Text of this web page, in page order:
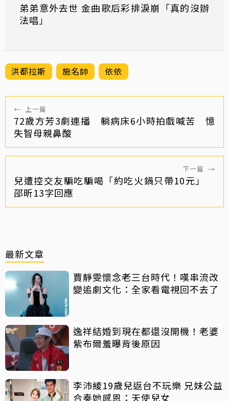
弟弟意外去世 金曲歌后彩排淚崩「真的沒辦
法唱」
洪都拉斯 施名帥 依依
← 上一篇
72歲方芳3劇連播 躺病床6小時拍戲喊苦 憶
失智母親鼻酸
下一篇 →
兒遭控交友騙吃騙喝「約吃火鍋只帶10元」
邵昕13字回應
最新文章
賈靜雯懷念老三台時代！嘆串流改
變追劇文化：全家看電視回不去了
逸祥結婚到現在都還沒開機！老婆
紫布爾羞曝背後原因
李沛綾19歲兒返台不玩樂 兄妹公益
合奏她感恩：天使兒女